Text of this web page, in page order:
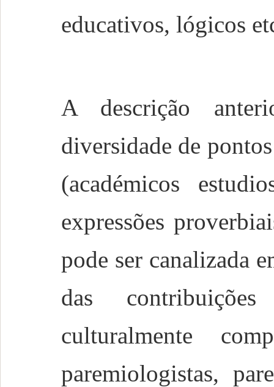
educativos, lógicos
A descrição
diversidade de
(académicos
expressões
pode ser canalizada
das
culturalmente
paremiologistas,